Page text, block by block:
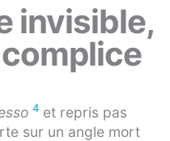
invisible,
4 et repris pas
sur un angle mort